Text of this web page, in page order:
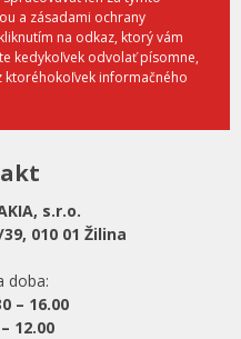
a zásadami ochrany
na odkaz, ktorý vám
kedykoľvek odvolať písomne,
ktoréhokoľvek informačného
s.r.o.
010 01 Žilina
doba:
– 16.00
12.00